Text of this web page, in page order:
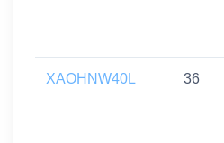
XAOHNW40L 36